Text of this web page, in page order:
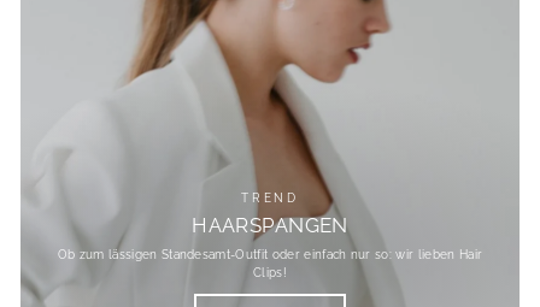
TREND
HAARSPANGEN
Ob zum lässigen Standesamt-Outfit oder einfach nur so: wir lieben Hair
Clips!